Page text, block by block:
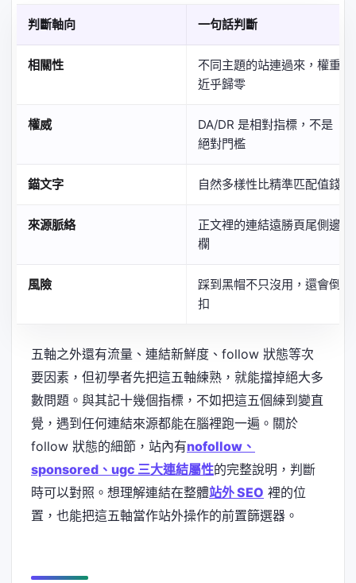
判斷軸向 一句話判斷
相關性
不同主題的站連過來，權重
近乎歸零
權威
DA/DR 是相對指標，不是
絕對門檻
錨文字 自然多樣性比精準匹配值錢
來源脈絡
正文裡的連結遠勝頁尾側邊
欄
風險
踩到黑帽不只沒用，還會倒
扣
五軸之外還有流量、連結新鮮度、follow 狀態等次
要因素，但初學者先把這五軸練熟，就能擋掉絕大多
數問題。與其記十幾個指標，不如把這五個練到變直
覺，遇到任何連結來源都能在腦裡跑一遍。關於
follow 狀態的細節，站內有nofollow、
sponsored、ugc 三大連結屬性的完整說明，判斷
時可以對照。想理解連結在整體站外 SEO 裡的位
置，也能把這五軸當作站外操作的前置篩選器。